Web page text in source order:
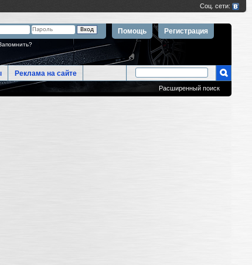
Регистрация
Помощь
Реклама на сайте
Расширенный поиск